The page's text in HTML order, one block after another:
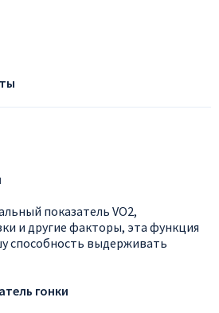
показатель VO2,
и другие факторы, эта функция
способность выдерживать
гонки